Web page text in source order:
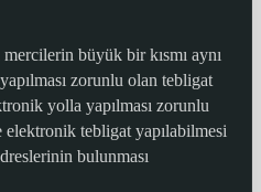
büyük bir kısmı aynı
zorunlu olan tebligat
yolla yapılması zorunlu
tebligat yapılabilmesi
bulunması